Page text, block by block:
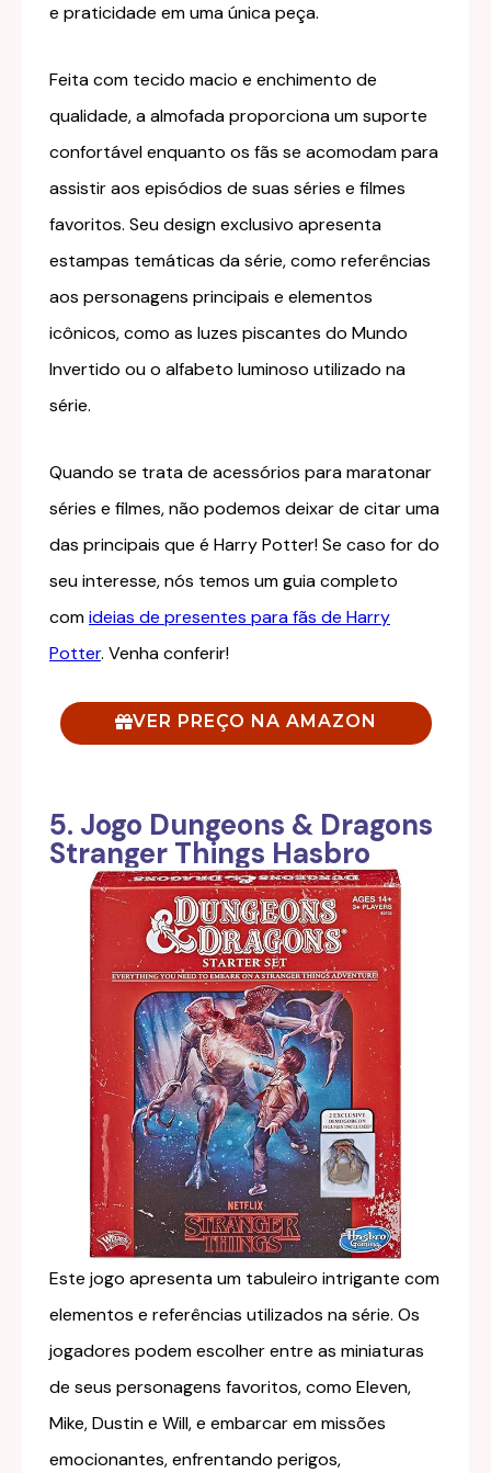
e praticidade em uma única peça.
Feita com tecido macio e enchimento de
qualidade, a almofada proporciona um suporte
confortável enquanto os fãs se acomodam para
assistir aos episódios de suas séries e filmes
favoritos. Seu design exclusivo apresenta
estampas temáticas da série, como referências
aos personagens principais e elementos
icônicos, como as luzes piscantes do Mundo
Invertido ou o alfabeto luminoso utilizado na
série.
Quando se trata de acessórios para maratonar
séries e filmes, não podemos deixar de citar uma
das principais que é Harry Potter! Se caso for do
seu interesse, nós temos um guia completo
comideias de presentes para fãs de Harry
Potter. Venha conferir!
VER PREÇO NA AMAZON
5. Jogo Dungeons & Dragons
Stranger Things Hasbro
Este jogo apresenta um tabuleiro intrigante com
elementos e referências utilizados na série. Os
jogadores podem escolher entre as miniaturas
de seus personagens favoritos, como Eleven,
Mike, Dustin e Will, e embarcar em missões
emocionantes, enfrentando perigos,